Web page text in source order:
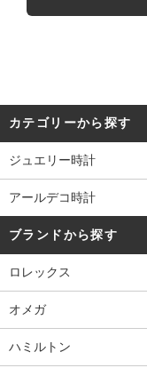
カテゴリーから探す
ジュエリー時計
アールデコ時計
ブランドから探す
ロレックス
オメガ
ハミルトン